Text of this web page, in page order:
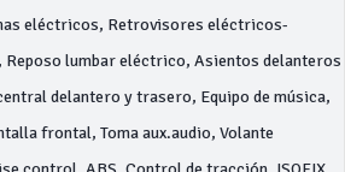
eléctricos, Retrovisores eléctricos-
lumbar eléctrico, Asientos delanteros
delantero y trasero, Equipo de música,
frontal, Toma aux.audio, Volante